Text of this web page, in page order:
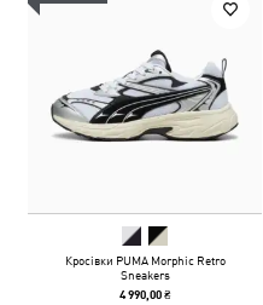
Кросівки PUMA Morphic Retro
Sneakers
4 990,00 ₴